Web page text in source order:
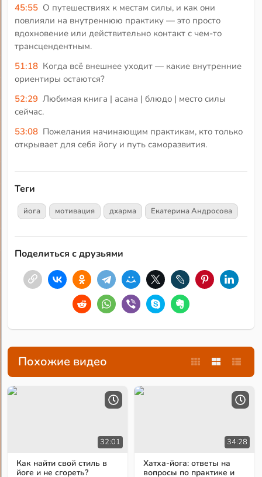
45:55 О путешествиях к местам силы, и как они
повлияли на внутреннюю практику — это просто
вдохновение или действительно контакт с чем-то
трансцендентным.
51:18 Когда всё внешнее уходит — какие внутренние
ориентиры остаются?
52:29 Любимая книга | асана | блюдо | место силы
сейчас.
53:08 Пожелания начинающим практикам, кто только
открывает для себя йогу и путь саморазвития.
Теги
йога мотивация дхарма Екатерина Андросова
Поделиться с друзьями
Похожие видео
32:01
Как найти свой стиль в
йоге и не сгореть?
34:28
Хатха-йога: ответы на
вопросы по практике и